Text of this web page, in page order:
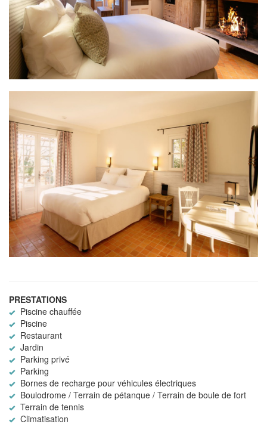
PRESTATIONS
Piscine chauffée
Piscine
Restaurant
Jardin
Parking privé
Parking
Bornes de recharge pour véhicules électriques
Boulodrome / Terrain de pétanque / Terrain de boule de fort
Terrain de tennis
Climatisation